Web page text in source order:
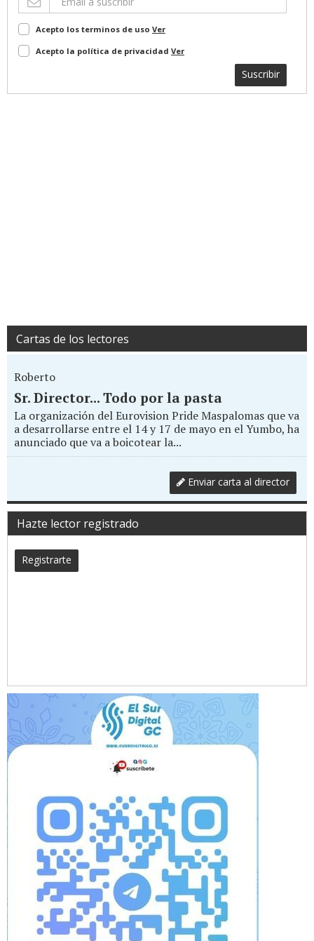
Acepto los terminos de uso Ver
Acepto la política de privacidad Ver
Suscribir
Cartas de los lectores
Roberto
Sr. Director... Todo por la pasta
La organización del Eurovision Pride Maspalomas que va
a desarrollarse entre el 14 y 17 de mayo en el Yumbo, ha
anunciado que va a boicotear la...
Enviar carta al director
Hazte lector registrado
Registrarte